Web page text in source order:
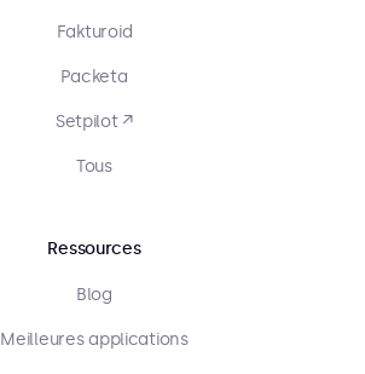
Fakturoid
Packeta
Setpilot ↗
Tous
Ressources
Blog
Meilleures applications